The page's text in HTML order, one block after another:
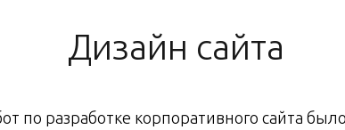
Дизайн сайта
по разработке корпоративного сайта